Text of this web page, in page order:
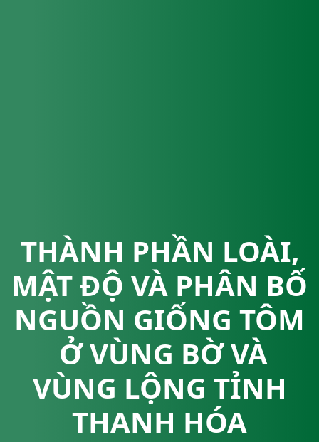
THÀNH PHẦN LOÀI,
MẬT ĐỘ VÀ PHÂN BỐ
NGUỒN GIỐNG TÔM
Ở VÙNG BỜ VÀ
VÙNG LỘNG TỈNH
THANH HÓA